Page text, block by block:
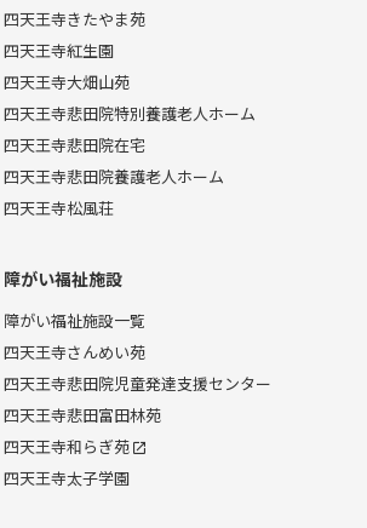
四天王寺きたやま苑
四天王寺紅生園
四天王寺大畑山苑
四天王寺悲田院特別養護老人ホーム
四天王寺悲田院在宅
四天王寺悲田院養護老人ホーム
四天王寺松風荘
障がい福祉施設
障がい福祉施設一覧
四天王寺さんめい苑
四天王寺悲田院児童発達支援センター
四天王寺悲田富田林苑
四天王寺和らぎ苑
四天王寺太子学園